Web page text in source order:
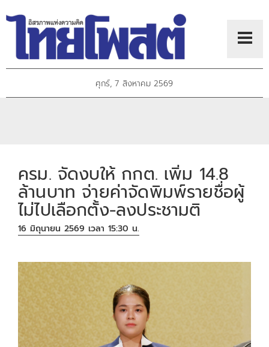
ศุกร์, 7 สิงหาคม 2569
ครม. จัดงบให้ กกต. เพิ่ม 14.8
ล้านบาท จ่ายค่าจัดพิมพ์รายชื่อผู้
ไม่ไปเลือกตั้ง-ลงประชามติ
16 มิถุนายน 2569 เวลา 15:30 น.